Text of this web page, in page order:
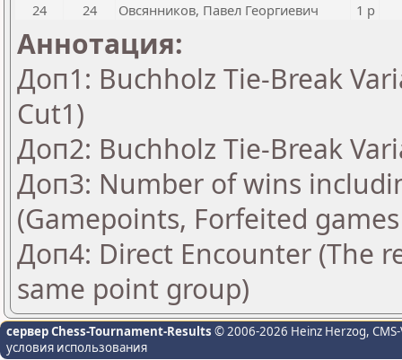
24
24 Овсянников, Павел Георгиевич 1 р
Аннотация:
Доп1: Buchholz Tie-Break
Cut1)
Доп2: Buchholz Tie-Break
Доп3: Number of wins
(Gamepoints, Forfeited
Доп4: Direct Encounter (The
same point group)
сервер Chess-Tournament-Results © 2006-2026 Heinz Herzog,
условия использования